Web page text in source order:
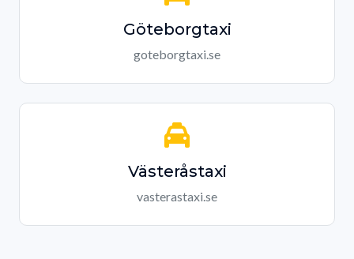
Göteborgtaxi
goteborgtaxi.se
Västeråstaxi
vasterastaxi.se